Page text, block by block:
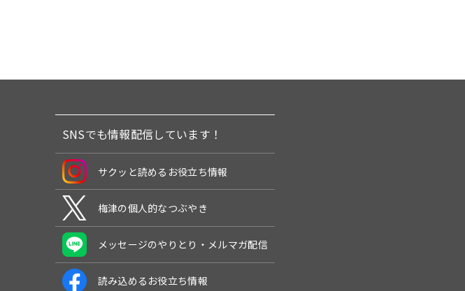
SNSでも情報配信しています！
サクッと読めるお役立ち情報
梅津の個人的なつぶやき
メッセージのやりとり・メルマガ配信
読み込めるお役立ち情報